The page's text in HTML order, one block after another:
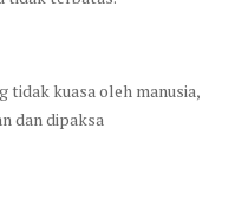
tidak kuasa oleh manusia,
dan dipaksa